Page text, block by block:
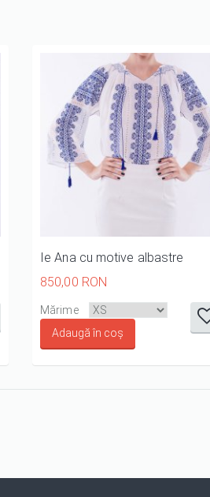
Ie Ana cu motive albastre
850,00 RON
it
1/5
3/5
it
4/
Mărime